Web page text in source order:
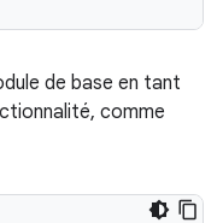
de base en tant
comme